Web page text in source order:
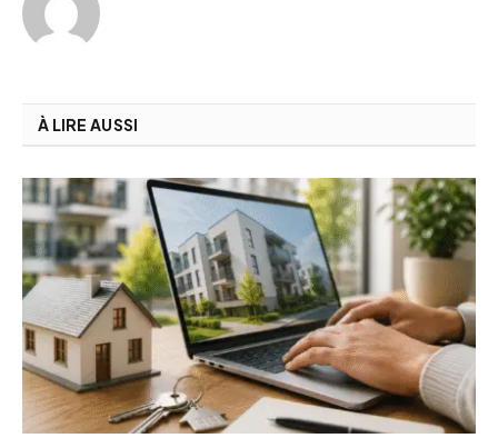
À LIRE AUSSI